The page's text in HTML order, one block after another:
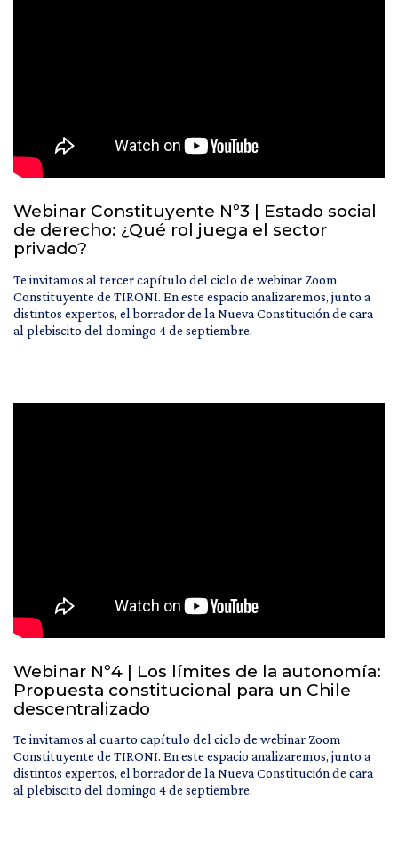
Webinar Constituyente Nº3 | Estado social
de derecho: ¿Qué rol juega el sector
privado?
Te invitamos al tercer capítulo del ciclo de webinar Zoom
Constituyente de TIRONI. En este espacio analizaremos, junto a
distintos expertos, el borrador de la Nueva Constitución de cara
al plebiscito del domingo 4 de septiembre.
Webinar Nº4 | Los límites de la autonomía:
Propuesta constitucional para un Chile
descentralizado
Te invitamos al cuarto capítulo del ciclo de webinar Zoom
Constituyente de TIRONI. En este espacio analizaremos, junto a
distintos expertos, el borrador de la Nueva Constitución de cara
al plebiscito del domingo 4 de septiembre.